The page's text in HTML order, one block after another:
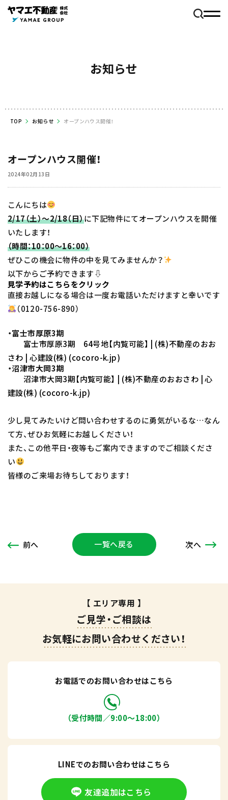
お知らせ
TOP お知らせ オープンハウス開催！
オープンハウス開催！
2024年02月13日
こんにちは
2/17（土）～2/18（日）に下記物件にてオープンハウスを開催
いたします！
（時間：10：00～16：00）
ぜひこの機会に物件の中を見てみませんか？
以下からご予約できます⇩
見学予約はこちらをクリック
直接お越しになる場合は一度お電話いただけますと幸いです
（0120-756-890）
・富士市厚原3期
富士市厚原3期 64号地【内覧可能】 | (株)不動産のおお
さわ | 心建設(株) (cocoro-k.jp)
・沼津市大岡3期
沼津市大岡3期【内覧可能】 | (株)不動産のおおさわ | 心
建設(株) (cocoro-k.jp)
少し見てみたいけど問い合わせするのに勇気がいるな…なん
て方、ぜひお気軽にお越しください！
また、この他平日・夜等もご案内できますのでご相談くださ
い
皆様のご来場お待ちしております！
前へ 一覧へ戻る 次へ
【 エリア専用 】
ご見学・ご相談は
お気軽にお問い合わせください！
お電話でのお問い合わせはこちら
（受付時間／9:00〜18:00）
LINEでのお問い合わせはこちら
友達追加はこちら